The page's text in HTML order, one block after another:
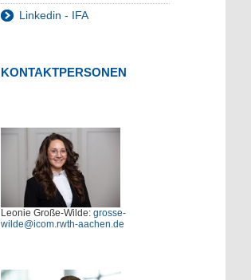
Linkedin - IFA
KONTAKTPERSONEN
Leonie Große-Wilde: grosse-
wilde@icom.rwth-aachen.de